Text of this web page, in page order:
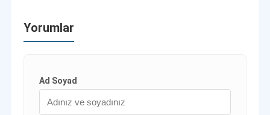
Yorumlar
Ad Soyad